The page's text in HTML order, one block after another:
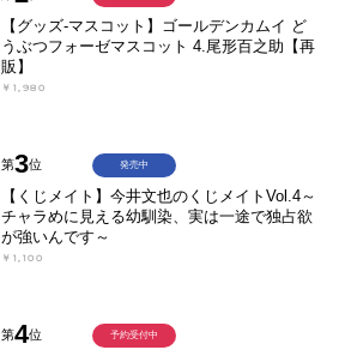
【グッズ-マスコット】ゴールデンカムイ ど
うぶつフォーゼマスコット 4.尾形百之助【再
販】
￥1,980
第3位
【くじメイト】今井文也のくじメイトVol.4～
チャラめに見える幼馴染、実は一途で独占欲
が強いんです～
￥1,100
発売中
第4位 予約受付中